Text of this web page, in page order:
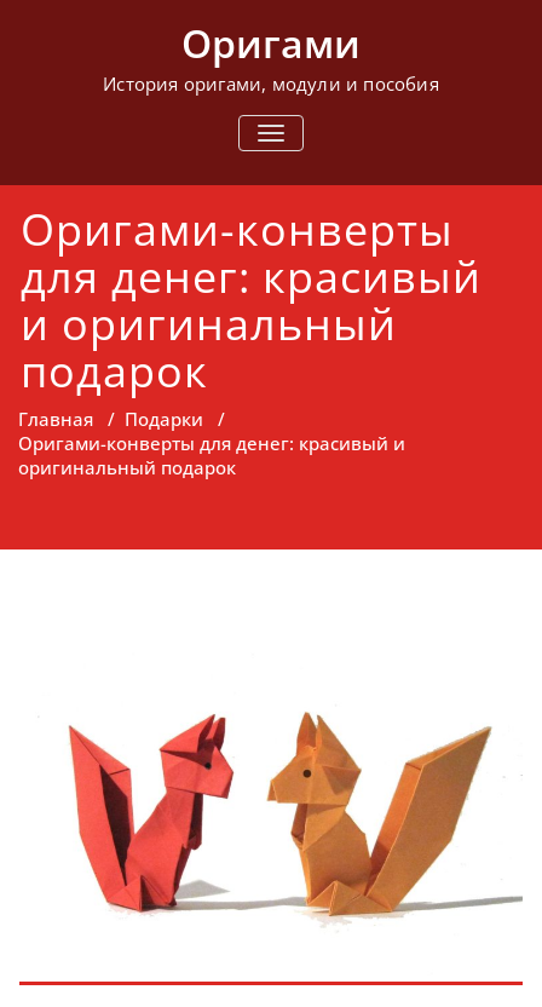
Оригами
История оригами, модули и пособия
ПОКАЗАТЬ/
СКРЫТЬ
Оригами-конверты
для денег: красивый
и оригинальный
подарок
Главная / Подарки /
Оригами-конверты для денег: красивый и
оригинальный подарок